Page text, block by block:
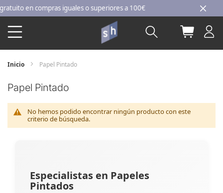
Ir
al
contenido
en compras iguales o superiores a 100€
Buscar Mi
Inicio Papel Pintado
Papel Pintado
No hemos podido encontrar ningún producto con este
criterio de búsqueda.
Especialistas en Papeles
Pintados